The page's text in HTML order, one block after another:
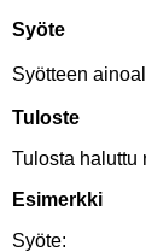
Syöte
Syötteen
Tuloste
Tulosta haluttu
Esimerkki
Syöte: